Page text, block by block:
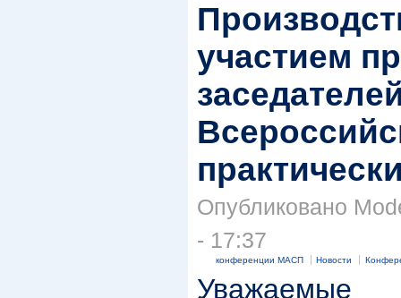
участием
Опубликовано
- 17:37
конференции МАСП Новости